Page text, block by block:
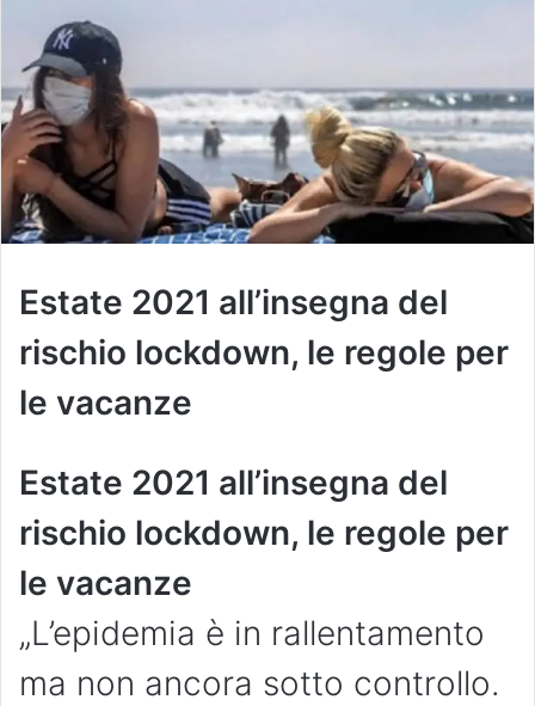
Estate 2021 all’insegna del
rischio lockdown, le regole per
le vacanze
Estate 2021 all’insegna del
rischio lockdown, le regole per
le vacanze
„L’epidemia è in rallentamento
ma non ancora sotto controllo.